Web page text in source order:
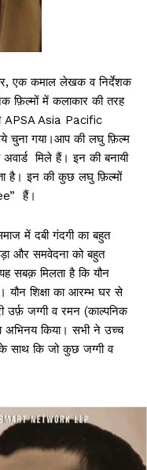
एक कमाल लेखक व निर्देशक
फ़िल्मों में कलाकार की तरह
APSA Asia Pacific
चुना गया।आप की लघु फ़िल्म
मिले हैं। इन की बनायी
है। इन की कुछ लघु फ़िल्मों
हैं।
में दबी गंदगी का बहुत
और समवेदना को बहुत
सबक़ मिलता है कि यौन
यौन शिक्षा का आरम्भ घर से
उर्फ़ जग्गी व रमन (काल्पनिक
अभिनय किया। सभी ने उच्च
के साथ कि जो कुछ जग्गी व